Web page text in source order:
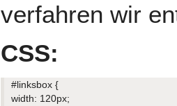
verfahren wir
CSS:
#linksbox {
width: 120px;